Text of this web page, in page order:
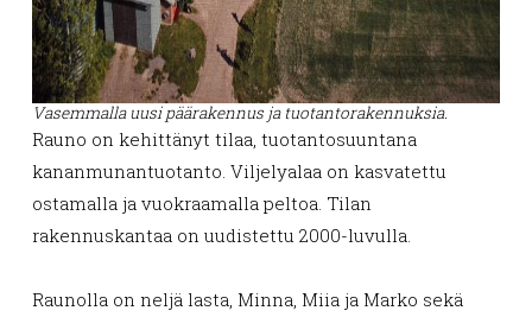
Vasemmalla uusi päärakennus ja tuotantorakennuksia.
Rauno on kehittänyt tilaa, tuotantosuuntana
kananmunantuotanto. Viljelyalaa on kasvatettu
ostamalla ja vuokraamalla peltoa. Tilan
rakennuskantaa on uudistettu 2000-luvulla.
Raunolla on neljä lasta, Minna, Miia ja Marko sekä